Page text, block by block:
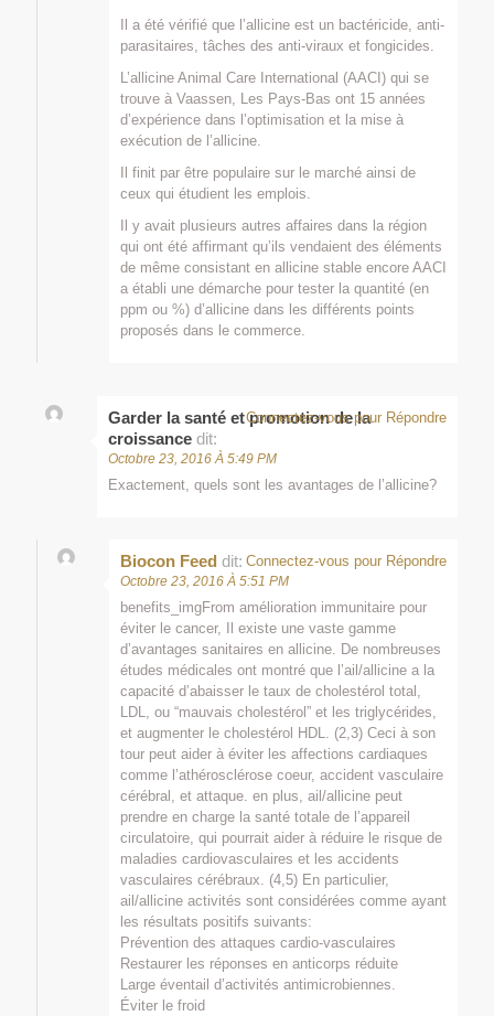
Il a été vérifié que l’allicine est un bactéricide, anti-
parasitaires, tâches des anti-viraux et fongicides.
L’allicine Animal Care International (AACI) qui se
trouve à Vaassen, Les Pays-Bas ont 15 années
d’expérience dans l’optimisation et la mise à
exécution de l’allicine.
Il finit par être populaire sur le marché ainsi de
ceux qui étudient les emplois.
Il y avait plusieurs autres affaires dans la région
qui ont été affirmant qu’ils vendaient des éléments
de même consistant en allicine stable encore AACI
a établi une démarche pour tester la quantité (en
ppm ou %) d’allicine dans les différents points
proposés dans le commerce.
Garder la santé et promotion de la
croissance dit:
Octobre 23, 2016 À 5:49 PM
Exactement, quels sont les avantages de l’allicine?
Connectez-vous pour Répondre
Biocon Feed dit:
Octobre 23, 2016 À 5:51 PM
benefits_imgFrom amélioration immunitaire pour
éviter le cancer, Il existe une vaste gamme
d’avantages sanitaires en allicine. De nombreuses
études médicales ont montré que l’ail/allicine a la
capacité d’abaisser le taux de cholestérol total,
LDL, ou “mauvais cholestérol” et les triglycérides,
et augmenter le cholestérol HDL. (2,3) Ceci à son
tour peut aider à éviter les affections cardiaques
comme l’athérosclérose coeur, accident vasculaire
cérébral, et attaque. en plus, ail/allicine peut
prendre en charge la santé totale de l’appareil
circulatoire, qui pourrait aider à réduire le risque de
maladies cardiovasculaires et les accidents
vasculaires cérébraux. (4,5) En particulier,
ail/allicine activités sont considérées comme ayant
les résultats positifs suivants:
Prévention des attaques cardio-vasculaires
Restaurer les réponses en anticorps réduite
Large éventail d’activités antimicrobiennes.
Éviter le froid
Connectez-vous pour Répondre